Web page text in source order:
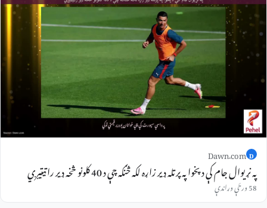
D
Dawn.com
په نړیوال جام کې د پخوا په پرتله ډیر زاړه لکه څنګه چې د 40 کلونو څخه ډیر راټیټیږي
58 ورځې وړاندې